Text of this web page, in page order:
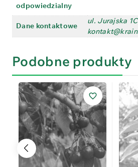
odpowiedzialny
Dane kontaktowe
ul. Jurajska
Podobne produkty